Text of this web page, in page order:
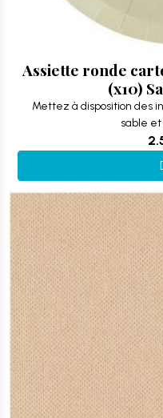
Assiette ronde
(x10)
Mettez à disposition des
sable